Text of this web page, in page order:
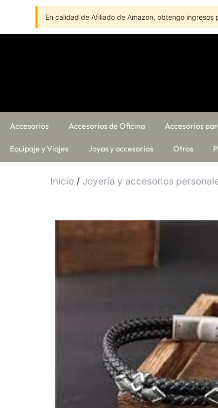
En calidad de Afiliado de Amazon, obtengo
Accesorios Accesorios de Oficina Accesorios
Equipaje y Viajes Joyas y accesorios Otros
Inicio / Joyería y accesorios